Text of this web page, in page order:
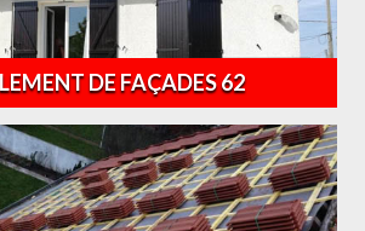
DE FAÇADES 62